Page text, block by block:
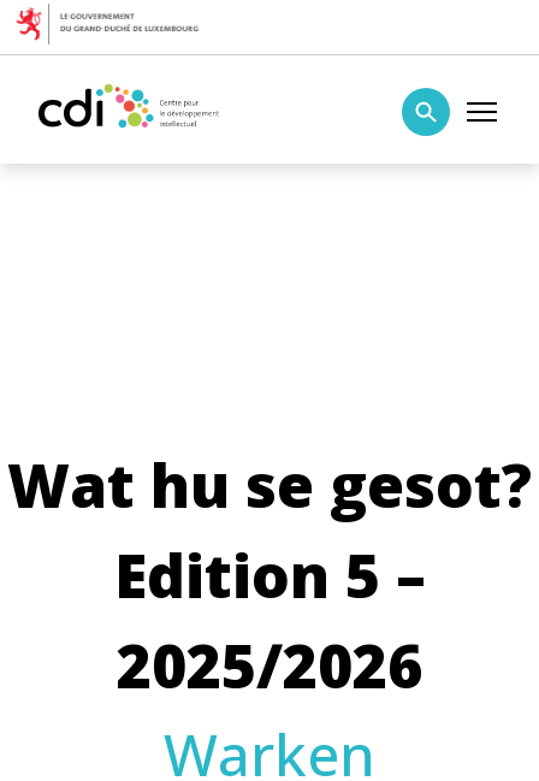
Skip to content
Wat hu se gesot?
Edition 5 –
2025/2026
Warken